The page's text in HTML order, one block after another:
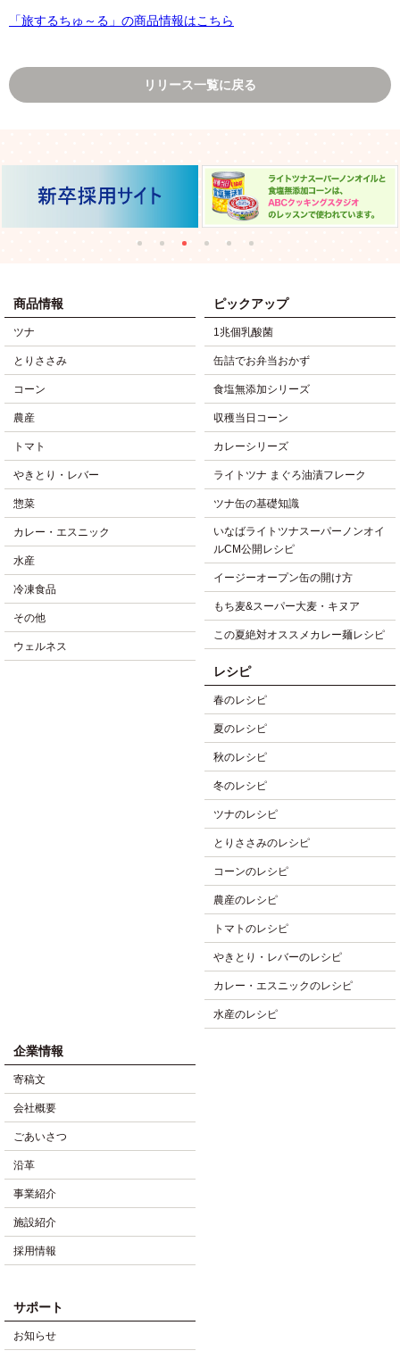
「旅するちゅ～る」の商品情報はこちら
リリース一覧に戻る
商品情報
ツナ
とりささみ
コーン
農産
トマト
やきとり・レバー
惣菜
カレー・エスニック
水産
冷凍食品
その他
ウェルネス
ピックアップ
1兆個乳酸菌
缶詰でお弁当おかず
食塩無添加シリーズ
収穫当日コーン
カレーシリーズ
ライトツナ まぐろ油漬フレーク
ツナ缶の基礎知識
いなばライトツナスーパーノンオイ
ルCM公開レシピ
イージーオープン缶の開け方
もち麦&スーパー大麦・キヌア
この夏絶対オススメカレー麺レシピ
レシピ
春のレシピ
夏のレシピ
秋のレシピ
冬のレシピ
ツナのレシピ
とりささみのレシピ
コーンのレシピ
農産のレシピ
トマトのレシピ
やきとり・レバーのレシピ
カレー・エスニックのレシピ
水産のレシピ
企業情報
寄稿文
会社概要
ごあいさつ
沿革
事業紹介
施設紹介
採用情報
サポート
お知らせ